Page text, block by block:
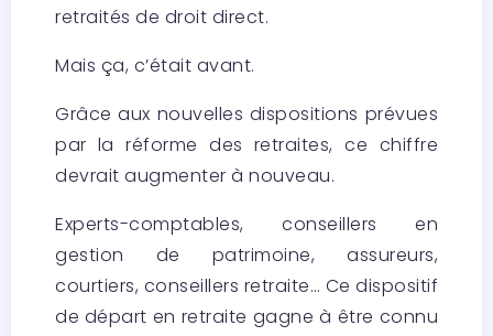
retraités de droit direct.
Mais ça, c’était avant.
Grâce aux nouvelles dispositions prévues
par la réforme des retraites, ce chiffre
devrait augmenter à nouveau.
Experts-comptables, conseillers en
gestion de patrimoine, assureurs,
courtiers, conseillers retraite… Ce dispositif
de départ en retraite gagne à être connu